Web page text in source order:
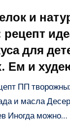
и
рецепт
для
Ем и
ПП
и масла
Иногда можно…